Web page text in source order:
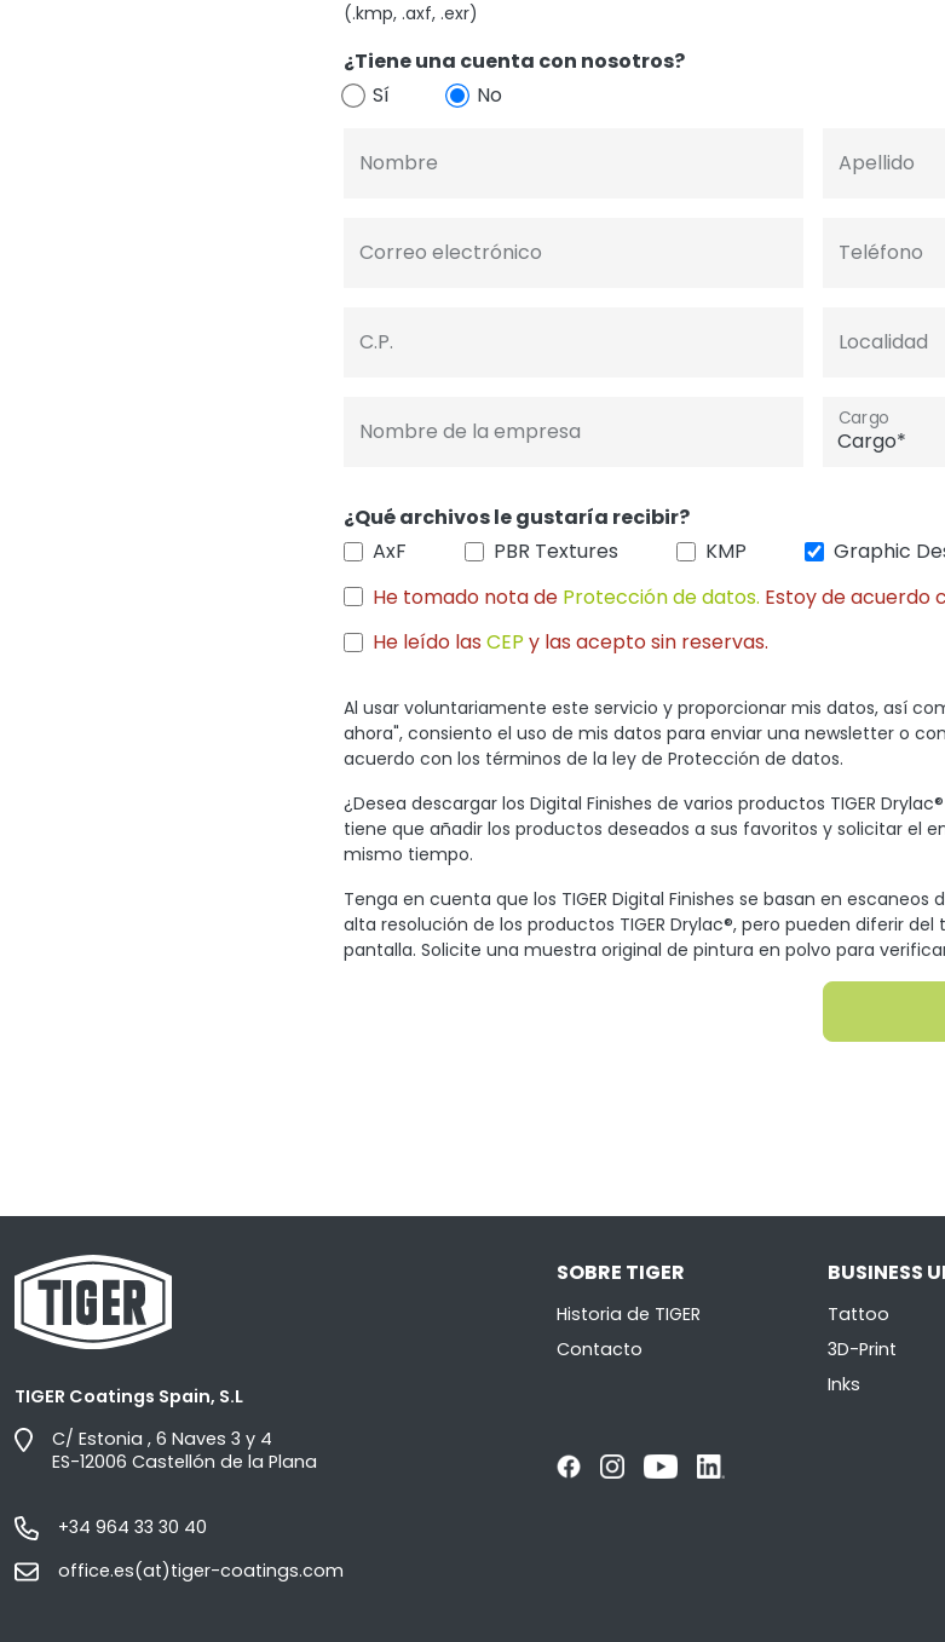
(.kmp, .axf, .exr)
¿Tiene una cuenta con nosotros?
Sí
No
Nombre Apellido
Correo electrónico Teléfono
C.P. Localidad
Nombre de la empresa Cargo
¿Qué archivos le gustaría recibir?
AxF
PBR Textures KMP
Graphic
He tomado nota de Protección de datos. Estoy de acuerdo
He leído las CEP y las acepto sin reservas.
Al usar voluntariamente este servicio y proporcionar mis datos, así
ahora", consiento el uso de mis datos para enviar una newsletter o
acuerdo con los términos de la ley de Protección de datos.
¿Desea descargar los Digital Finishes de varios productos TIGER
tiene que añadir los productos deseados a sus favoritos y solicitar el
mismo tiempo.
Tenga en cuenta que los TIGER Digital Finishes se basan en
alta resolución de los productos TIGER Drylac®, pero pueden diferir
pantalla. Solicite una muestra original de pintura en polvo para
TIGER Coatings Spain, S.L
C/ Estonia , 6 Naves 3 y 4
ES-12006 Castellón de la Plana
+34 964 33 30 40
office.es(at)tiger-coatings.com
SOBRE TIGER
Historia de TIGER
Contacto
BUSINESS
Tattoo
3D-Print
Inks